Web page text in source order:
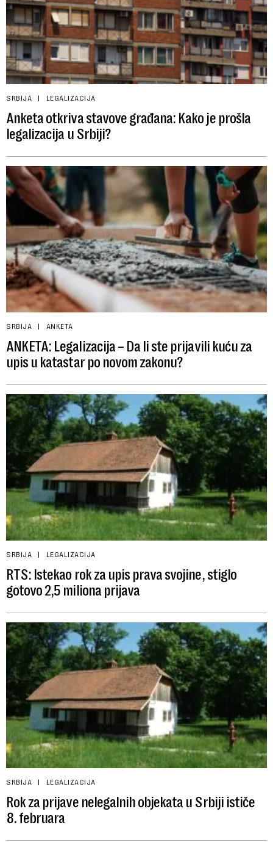
SRBIJA LEGALIZACIJA
Anketa otkriva stavove građana: Kako je prošla
legalizacija u Srbiji?
SRBIJA ANKETA
ANKETA: Legalizacija – Da li ste prijavili kuću za
upis u katastar po novom zakonu?
SRBIJA LEGALIZACIJA
RTS: Istekao rok za upis prava svojine, stiglo
gotovo 2,5 miliona prijava
SRBIJA LEGALIZACIJA
Rok za prijave nelegalnih objekata u Srbiji ističe
8. februara